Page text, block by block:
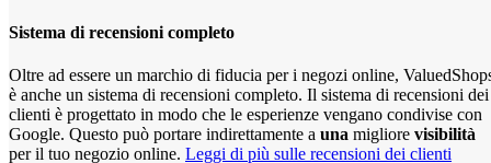
Sistema di recensioni completo
Oltre ad essere un marchio di fiducia per i negozi online,
è anche un sistema di recensioni completo. Il sistema di recensioni dei
clienti è progettato in modo che le esperienze vengano condivise con
Google. Questo può portare indirettamente a una migliore visibilità
per il tuo negozio online. Leggi di più sulle recensioni dei clienti